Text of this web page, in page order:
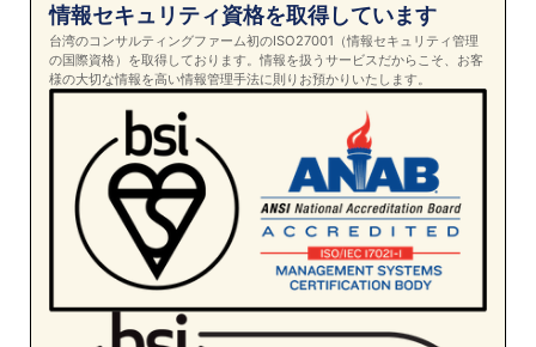
情報セキュリティ資格を取得しています
台湾のコンサルティングファーム初のISO27001（情報セキュリティ管理
の国際資格）を取得しております。情報を扱うサービスだからこそ、お客
様の大切な情報を高い情報管理手法に則りお預かりいたします。